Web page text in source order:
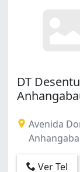
DT
Avenida
Ver Tel